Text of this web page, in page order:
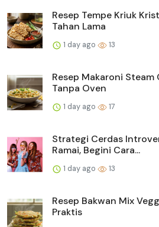
Resep Tempe Kriuk
Tahan Lama
1 day ago 13
Resep Makaroni
Tanpa Oven
1 day ago 17
Strategi Cerdas
Ramai, Begini Cara...
1 day ago 13
Resep Bakwan Mix
Praktis